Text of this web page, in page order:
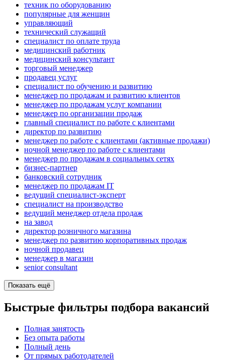
техник по оборудованию
популярные для женщин
управляющий
технический служащий
специалист по оплате труда
медицинский работник
медицинский консультант
торговый менеджер
продавец услуг
специалист по обучению и развитию
менеджер по продажам и развитию клиентов
менеджер по продажам услуг компании
менеджер по организации продаж
главный специалист по работе с клиентами
директор по развитию
менеджер по работе с клиентами (активные продажи)
ночной менеджер по работе с клиентами
менеджер по продажам в социальных сетях
бизнес-партнер
банковский сотрудник
менеджер по продажам IT
ведущий специалист-эксперт
специалист на производство
ведущий менеджер отдела продаж
на завод
директор розничного магазина
менеджер по развитию корпоративных продаж
ночной продавец
менеджер в магазин
senior consultant
Показать ещё
Быстрые фильтры подбора вакансий
Полная занятость
Без опыта работы
Полный день
От прямых работодателей